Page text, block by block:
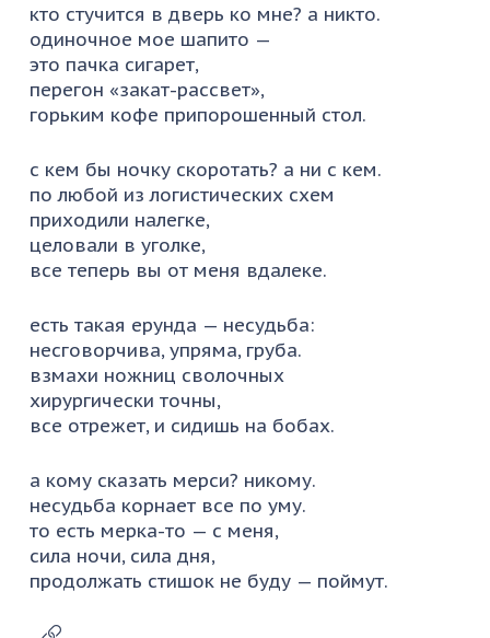
кто стучится в дверь ко мне? а никто.
одиночное мое шапито —
это пачка сигарет,
перегон «закат-рассвет»,
горьким кофе припорошенный стол.
с кем бы ночку скоротать? а ни с кем.
по любой из логистических схем
приходили налегке,
целовали в уголке,
все теперь вы от меня вдалеке.
есть такая ерунда — несудьба:
несговорчива, упряма, груба.
взмахи ножниц сволочных
хирургически точны,
все отрежет, и сидишь на бобах.
а кому сказать мерси? никому.
несудьба корнает все по уму.
то есть мерка-то — с меня,
сила ночи, сила дня,
продолжать стишок не буду — поймут.